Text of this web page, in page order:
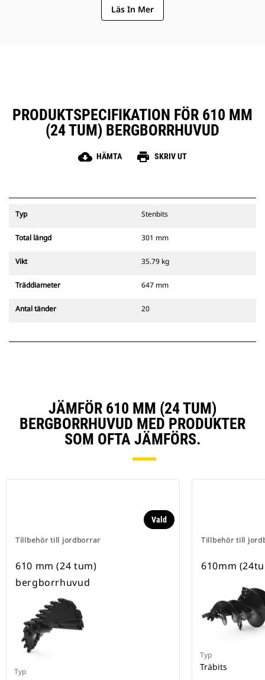
Läs In Mer
PRODUKTSPECIFIKATION FÖR 610 MM
(24 TUM) BERGBORRHUVUD
cloud_download HÄMTA print SKRIV UT
Typ Stenbits
Total längd 301 mm
Vikt 35.79 kg
Träddiameter 647 mm
Antal tänder 20
JÄMFÖR 610 MM (24 TUM)
BERGBORRHUVUD MED PRODUKTER
SOM OFTA JÄMFÖRS.
Tillbehör till jordborrar
Vald
610 mm (24 tum)
bergborrhuvud
Typ
Tillbehör till
610mm
Typ
Träbits